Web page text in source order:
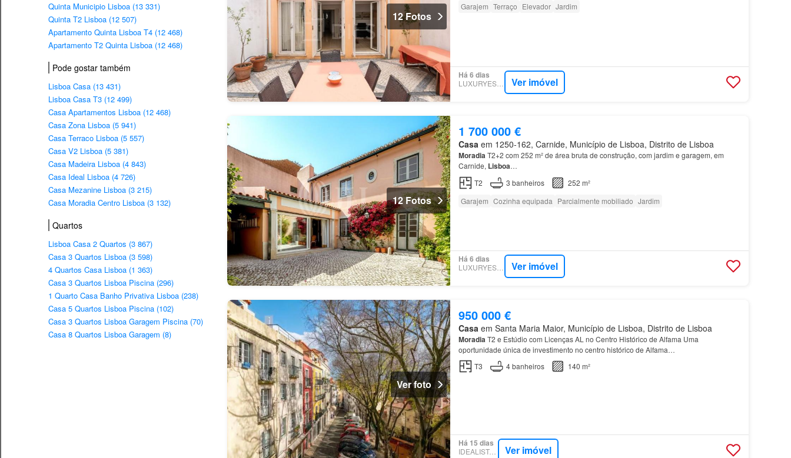
Quinta Municipio Lisboa (13 331)
Quinta T2 Lisboa (12 507)
Apartamento Quinta Lisboa T4 (12 468)
Apartamento T2 Quinta Lisboa (12 468)
Pode gostar também
Lisboa Casa (13 431)
Lisboa Casa T3 (12 499)
Casa Apartamentos Lisboa (12 468)
Casa Zona Lisboa (5 941)
Casa Terraco Lisboa (5 557)
Casa V2 Lisboa (5 381)
Casa Madeira Lisboa (4 843)
Casa Ideal Lisboa (4 726)
Casa Mezanine Lisboa (3 215)
Casa Moradia Centro Lisboa (3 132)
Quartos
Lisboa Casa 2 Quartos (3 867)
Casa 3 Quartos Lisboa (3 598)
4 Quartos Casa Lisboa (1 363)
Casa 3 Quartos Lisboa Piscina (296)
1 Quarto Casa Banho Privativa Lisboa (238)
Casa 5 Quartos Lisboa Piscina (102)
Casa 3 Quartos Lisboa Garagem Piscina (70)
Casa 8 Quartos Lisboa Garagem (8)
12 Fotos
Garajem Terraço Elevador Jardim
Há 6 dias
LUXURYESTATE Ver imóvel
12 Fotos
1 700 000 €
Casa em 1250-162, Carnide, Município de Lisboa, Distrito de Lisboa
MoradiaT2+2 com 252 m² de área bruta de construção, com jardim e garagem, em
Carnide, Lisboa…
T2
3 banheiros
252 m²
Garajem Cozinha equipada Parcialmente mobiliado Jardim
Há 6 dias
LUXURYESTATE Ver imóvel
Ver foto
950 000 €
Casa em Santa Maria Maior, Município de Lisboa, Distrito de Lisboa
MoradiaT2 e Estúdio com Licenças AL no Centro Histórico de Alfama Uma
oportunidade única de investimento no centro histórico de Alfama…
T3
4banheiros 140 m²
Há 15 dias
IDEALISTA.PT Ver imóvel